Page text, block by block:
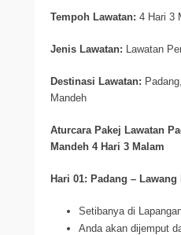
Tempoh Lawatan: 4 Hari 3
Jenis Lawatan: Lawatan
Destinasi Lawatan:
Mandeh
Aturcara Pakej Lawatan
Mandeh 4 Hari 3 Malam
Hari 01: Padang –
Setibanya di
Anda akan dijemput